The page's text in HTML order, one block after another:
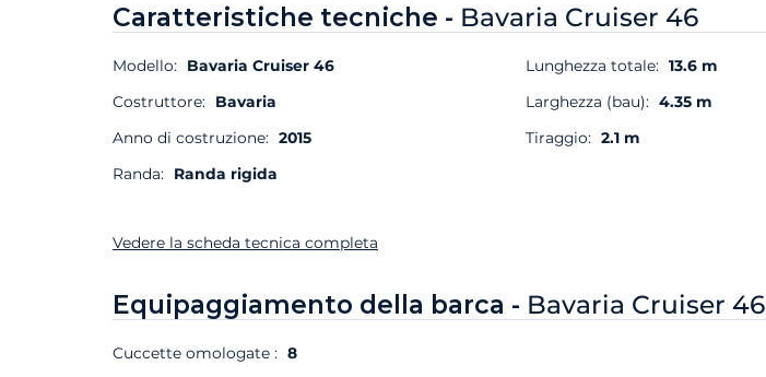
Caratteristiche tecniche - Bavaria Cruiser 46
Modello: Bavaria Cruiser 46
Costruttore: Bavaria
Anno di costruzione: 2015
Randa: Randa rigida
Lunghezza totale: 13.6 m
Larghezza (bau): 4.35 m
Tiraggio: 2.1 m
Vedere la scheda tecnica completa
Equipaggiamento della barca - Bavaria Cruiser 46
Cuccette omologate : 8